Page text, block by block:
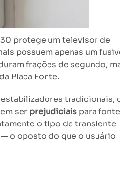
protege um televisor de
possuem apenas um
frações de segundo,
Placa Fonte.
estabilizadores tradicionais,
ser prejudiciais para
o tipo de transiente
o oposto do que o usuário